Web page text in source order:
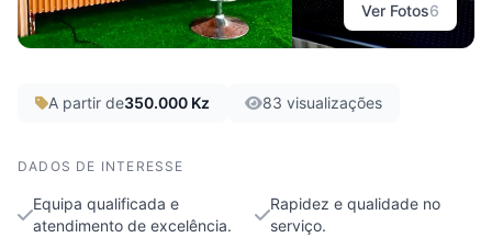
Ver Fotos6
A partir de350.000 Kz 83 visualizações
DADOS DE INTERESSE
Equipa qualificada e
atendimento de excelência.
Rapidez e qualidade no
serviço.